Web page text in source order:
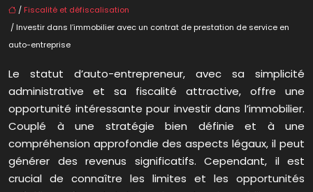
/ Fiscalité et défiscalisation
/ Investir dans l’immobilier avec un contrat de prestation de service en
auto-entreprise
Le statut d’auto-entrepreneur, avec sa simplicité
administrative et sa fiscalité attractive, offre une
opportunité intéressante pour investir dans l’immobilier.
Couplé à une stratégie bien définie et à une
compréhension approfondie des aspects légaux, il peut
générer des revenus significatifs. Cependant, il est
crucial de connaître les limites et les opportunités